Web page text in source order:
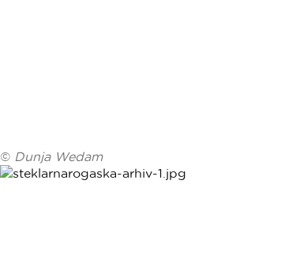
© Dunja Wedam